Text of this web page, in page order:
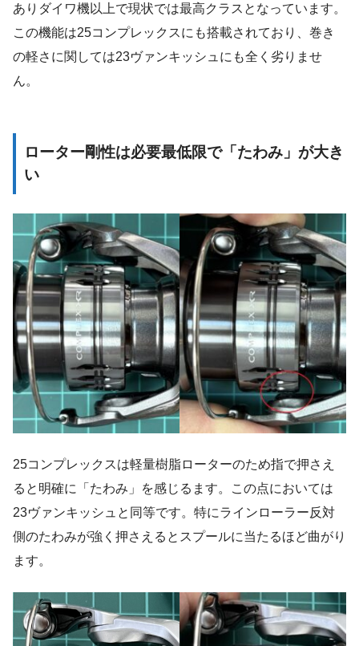
ありダイワ機以上で現状では最高クラスとなっています。
この機能は25コンプレックスにも搭載されており、巻き
の軽さに関しては23ヴァンキッシュにも全く劣りませ
ん。
ローター剛性は必要最低限で「たわみ」が大き
い
25コンプレックスは軽量樹脂ローターのため指で押さえ
ると明確に「たわみ」を感じるます。この点においては
23ヴァンキッシュと同等です。特にラインローラー反対
側のたわみが強く押さえるとスプールに当たるほど曲がり
ます。